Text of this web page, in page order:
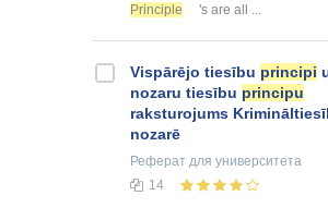
Principle
's are all ...
Vispārējo tiesību principi
nozaru tiesību principu
raksturojums
nozarē
Реферат для университета
14